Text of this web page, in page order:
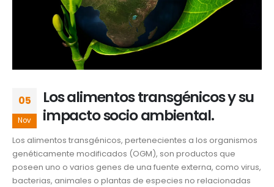
05
Nov
Los alimentos transgénicos y su
impacto socio ambiental.
Los alimentos transgénicos, pertenecientes a los organismos
genéticamente modificados (OGM), son productos que
poseen uno o varios genes de una fuente externa, como virus,
bacterias, animales o plantas de especies no relacionadas